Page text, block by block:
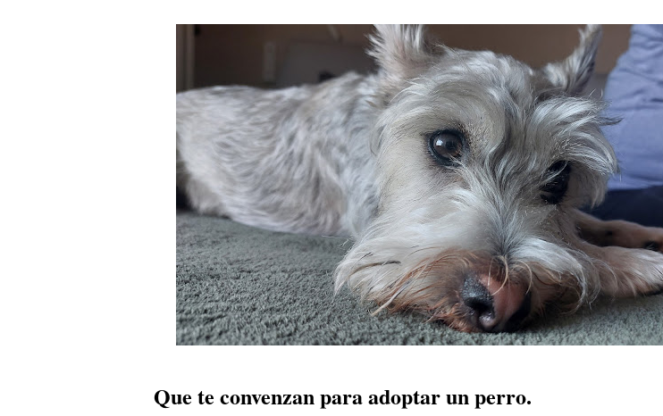
Que te convenzan para adoptar un perro.